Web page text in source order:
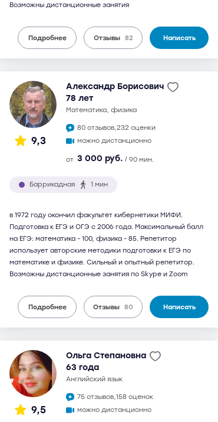
Возможны дистанционные занятия
Подробнее Отзывы 82 Написать
9,3
Александр Борисович
78 лет
математика, физика
80 отзывов,232 оценки
можно дистанционно
от 3 000 руб. / 90 мин.
Баррикадная 1 мин
в 1972 году окончил факультет кибернетики МИФИ.
Подготовка к ЕГЭ и ОГЭ с 2006 года. Максимальный балл
на ЕГЭ: математика - 100, физика - 85. Репетитор
использует авторские методики подготовки к ЕГЭ по
математике и физике. Сильный и опытный репетитор.
Возможны дистанционные занятия по Skype и Zoom
Подробнее Отзывы 80 Написать
9,5
Ольга Степановна
63 года
английский язык
75 отзывов,158 оценок
можно дистанционно